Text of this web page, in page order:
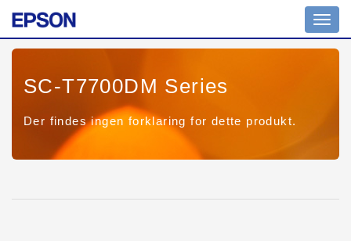
SC-T7700DM Series
Der findes ingen forklaring for dette produkt.